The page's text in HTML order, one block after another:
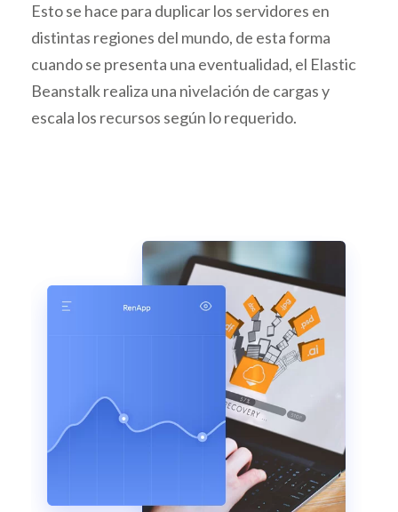
Esto se hace para duplicar los servidores en
distintas regiones del mundo, de esta forma
cuando se presenta una eventualidad, el Elastic
Beanstalk realiza una nivelación de cargas y
escala los recursos según lo requerido.